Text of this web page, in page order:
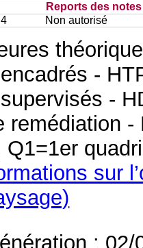
Reports des
Non autorisé
-
-
remédiation
Q1=1er
sur
: 02/